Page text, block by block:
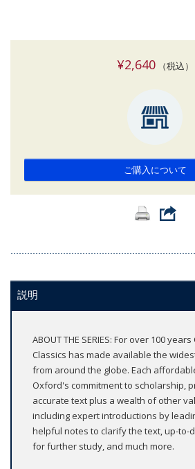
¥2,640（税込）
ご購入について
説明
ABOUT THE SERIES: For over 100
Classics has made available the
from around the globe. Each
Oxford's commitment to scholarship,
accurate text plus a wealth of other
including expert introductions by
helpful notes to clarify the text, up-to-
for further study, and much more.